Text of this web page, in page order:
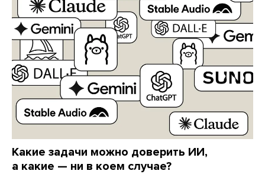
Какие задачи можно доверить ИИ,
а какие — ни в коем случае?